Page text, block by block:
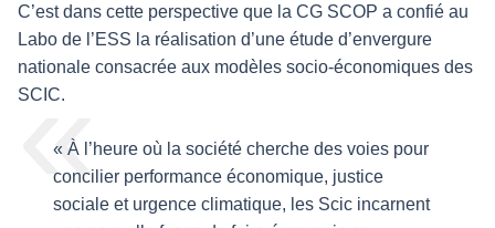
C’est dans cette perspective que la CG SCOP a confié au
Labo de l’ESS la réalisation d’une étude d’envergure
nationale consacrée aux modèles socio-économiques des
SCIC.
« À l’heure où la société cherche des voies pour
concilier performance économique, justice
sociale et urgence climatique, les Scic incarnent